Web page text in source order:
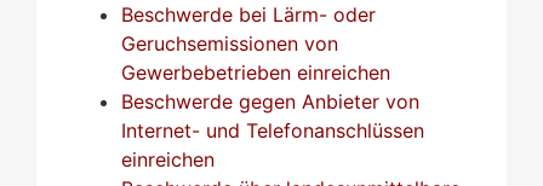
Beschwerde bei Lärm- oder
Geruchsemissionen von
Gewerbebetrieben einreichen
Beschwerde gegen Anbieter von
Internet- und Telefonanschlüssen
einreichen